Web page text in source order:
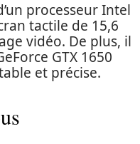
processeur Intel
tactile de 15,6
vidéo. De plus, il
GTX 1650
et précise.